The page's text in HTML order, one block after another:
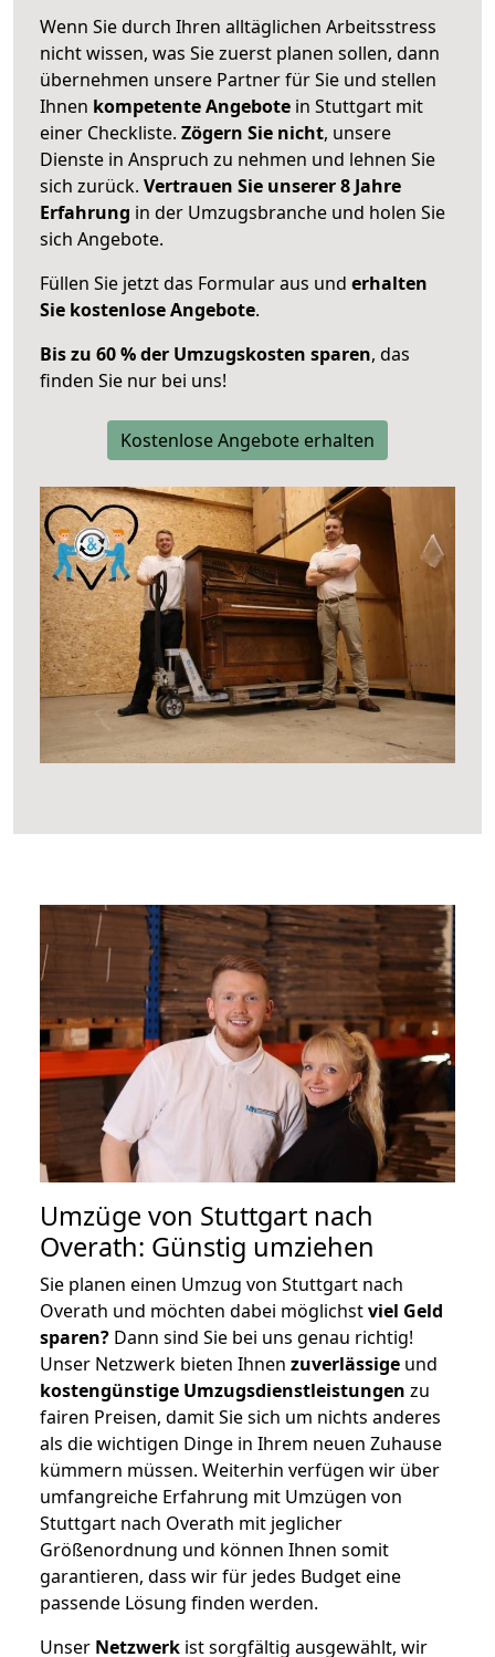
Wenn Sie durch Ihren alltäglichen Arbeitsstress
nicht wissen, was Sie zuerst planen sollen, dann
übernehmen unsere Partner für Sie und stellen
Ihnen kompetente Angebote in Stuttgart mit
einer Checkliste. Zögern Sie nicht, unsere
Dienste in Anspruch zu nehmen und lehnen Sie
sich zurück. Vertrauen Sie unserer 8 Jahre
Erfahrung in der Umzugsbranche und holen Sie
sich Angebote.
Füllen Sie jetzt das Formular aus und erhalten
Sie kostenlose Angebote.
Bis zu 60 % der Umzugskosten sparen, das
finden Sie nur bei uns!
Kostenlose Angebote erhalten
Umzüge von Stuttgart nach
Overath: Günstig umziehen
Sie planen einen Umzug von Stuttgart nach
Overath und möchten dabei möglichstviel Geld
sparen? Dann sind Sie bei uns genau richtig!
Unser Netzwerk bieten Ihnen zuverlässige und
kostengünstige Umzugsdienstleistungen zu
fairen Preisen, damit Sie sich um nichts anderes
als die wichtigen Dinge in Ihrem neuen Zuhause
kümmern müssen. Weiterhin verfügen wir über
umfangreiche Erfahrung mit Umzügen von
Stuttgart nach Overath mit jeglicher
Größenordnung und können Ihnen somit
garantieren, dass wir für jedes Budget eine
passende Lösung finden werden.
Unser Netzwerk ist sorgfältig ausgewählt, wir